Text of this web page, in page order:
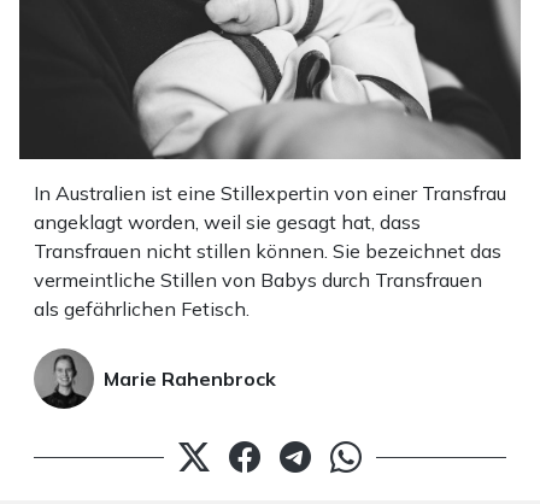
In Australien ist eine Stillexpertin von einer Transfrau
angeklagt worden, weil sie gesagt hat, dass
Transfrauen nicht stillen können. Sie bezeichnet das
vermeintliche Stillen von Babys durch Transfrauen
als gefährlichen Fetisch.
Marie Rahenbrock